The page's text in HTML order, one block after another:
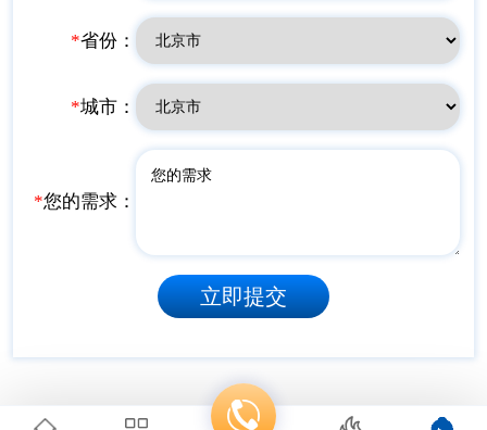
*省份：
*城市：
*您的需求：
立即提交